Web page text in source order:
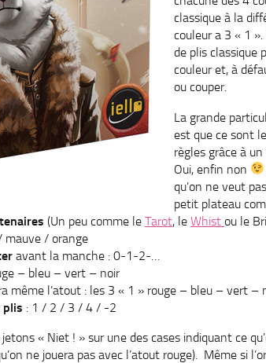
classique à la
couleur a 3 « 1
de plis classique
couleur et, à
ou couper.
La grande
est que ce sont
règles grâce à
Oui, enfin non
qu’on ne veut
petit plateau
(Un peu comme le Tarot, le Whist ou le
mauve / orange
avant la manche : 0-1-2-…
– bleu – vert – noir
même l’atout : les 3 « 1 » rouge – bleu – vert –
plis : 1 / 2 / 3 / 4 / -2
« Niet ! » sur une des cases indiquant ce
ne jouera pas avec l’atout rouge). Même si